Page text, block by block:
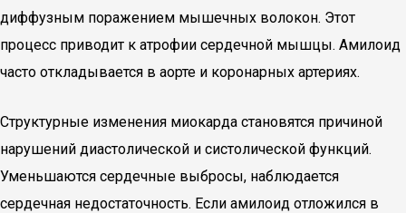
диффузным поражением мышечных волокон. Этот
процесс приводит к атрофии сердечной мышцы. Амилоид
часто откладывается в аорте и коронарных артериях.
Структурные изменения миокарда становятся причиной
нарушений диастолической и систолической функций.
Уменьшаются сердечные выбросы, наблюдается
сердечная недостаточность. Если амилоид отложился в